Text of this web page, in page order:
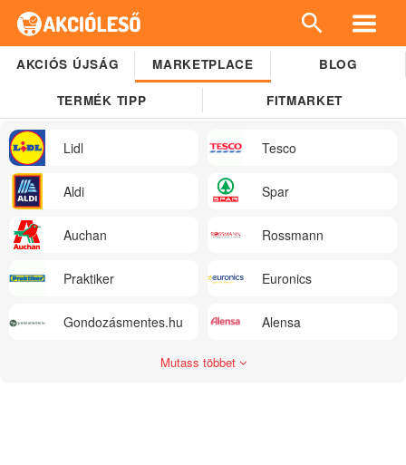
AKCIÓS ÚJSÁG MARKETPLACE BLOG
TERMÉK TIPP FITMARKET
Lidl Tesco
Aldi Spar
Auchan Rossmann
Praktiker Euronics
Gondozásmentes.hu Alensa
Mutass többet